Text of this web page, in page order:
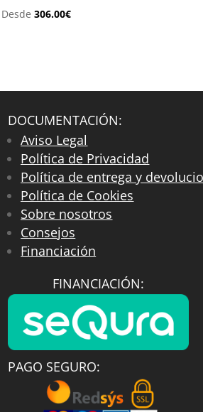
Desde306.00€
DOCUMENTACIÓN:
Aviso Legal
Política de Privacidad
Política de entrega y
Política de Cookies
Sobre nosotros
Consejos
Financiación
FINANCIACIÓN:
PAGO SEGURO: